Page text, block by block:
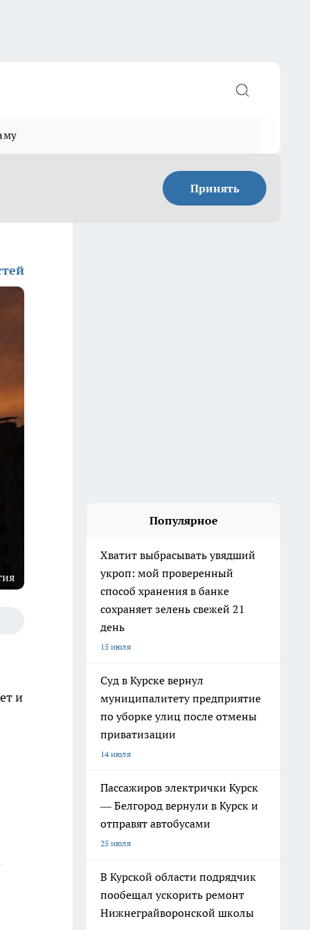
Принять
и
Популярное
Хватит выбрасывать увядший
укроп: мой проверенный
способ хранения в банке
сохраняет зелень свежей 21
день
15 июля
Суд в Курске вернул
муниципалитету предприятие
по уборке улиц после отмены
приватизации
14 июля
Пассажиров электрички Курск
— Белгород вернули в Курск и
отправят автобусами
25 июля
В Курской области подрядчик
пообещал ускорить ремонт
Нижнеграйворонской школы